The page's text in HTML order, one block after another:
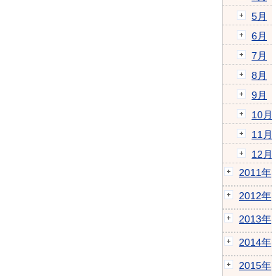
5月
6月
7月
8月
9月
10月
11月
12月
2011年
2012年
2013年
2014年
2015年